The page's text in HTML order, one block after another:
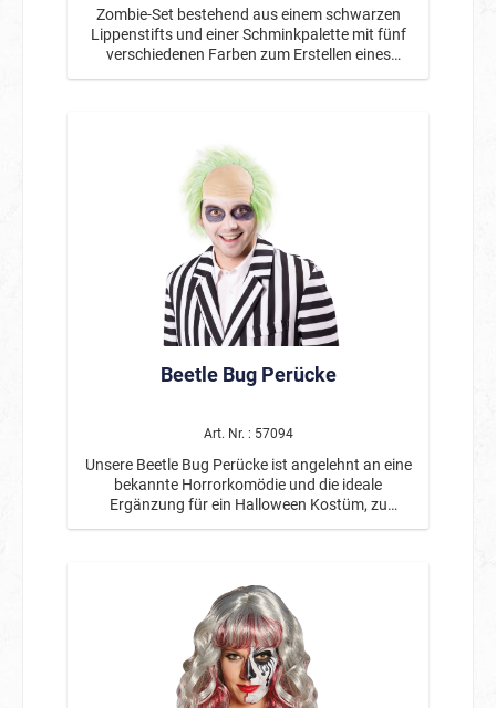
Zombie-Set bestehend aus einem schwarzen
Lippenstifts und einer Schminkpalette mit fünf
verschiedenen Farben zum Erstellen eines
Beetle Bug Perücke
Art. Nr. : 57094
Unsere Beetle Bug Perücke ist angelehnt an eine
bekannte Horrorkomödie und die ideale
Ergänzung für ein Halloween Kostüm, zu
Karneval oder für eine Mottoparty. Mit den
Halbglatze sieht man aus wie ein Lottergeist.
Passend dazu ist die Beetle Bug Jacke 14832
separat erhältlich.